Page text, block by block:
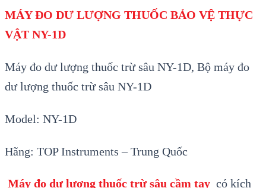
MÁY ĐO DƯ LƯỢNG THUỐC BẢO VỆ THỰC
VẬT NY-1D
Máy đo dư lượng thuốc trừ sâu NY-1D, Bộ máy đo
dư lượng thuốc trừ sâu NY-1D
Model: NY-1D
Hãng: TOP Instruments – Trung Quốc
Máy đo dư lượng thuốc trừ sâu cầm tay có kích